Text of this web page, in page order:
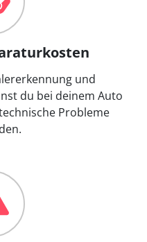
und
du bei deinem Auto
Probleme